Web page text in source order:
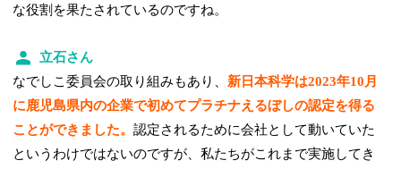
な役割を果たされているのですね。
立石さん
なでしこ委員会の取り組みもあり、 新日本科学は2023年10月
に鹿児島県内の企業で初めてプラチナえるぼしの認定を得る
ことができました。認定されるために会社として動いていた
というわけではないのですが、私たちがこれまで実施してき